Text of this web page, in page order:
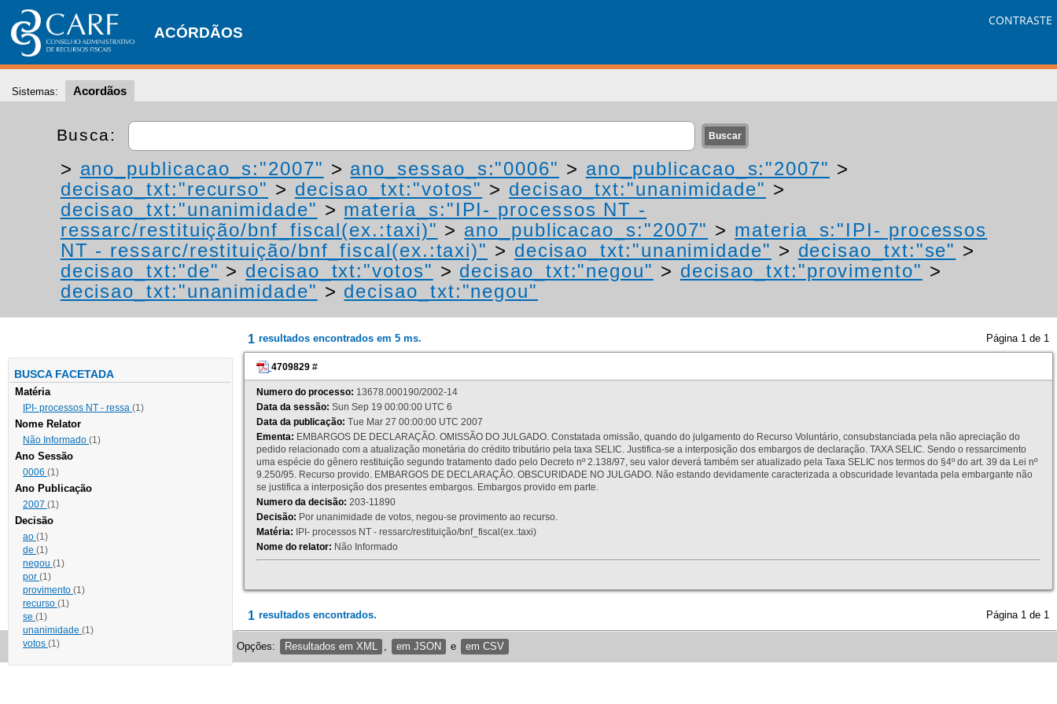
ACÓRDÃOS
CONTRASTE
Sistemas: Acordãos
Busca:
> ano_publicacao_s:"2007" > ano_sessao_s:"0006" > ano_publicacao_s:"2007" >
decisao_txt:"recurso" > decisao_txt:"votos" > decisao_txt:"unanimidade" >
decisao_txt:"unanimidade" > materia_s:"IPI- processos NT -
ressarc/restituição/bnf_fiscal(ex.:taxi)" > ano_publicacao_s:"2007" > materia_s:"IPI- processos
NT - ressarc/restituição/bnf_fiscal(ex.:taxi)" > decisao_txt:"unanimidade" > decisao_txt:"se" >
decisao_txt:"de" > decisao_txt:"votos" > decisao_txt:"negou" > decisao_txt:"provimento" >
decisao_txt:"unanimidade" > decisao_txt:"negou"
BUSCA FACETADA
Matéria
IPI- processos NT - ressa (1)
Nome Relator
Não Informado (1)
Ano Sessão
0006 (1)
Ano Publicação
2007 (1)
Decisão
ao (1)
de (1)
negou (1)
por (1)
provimento (1)
recurso (1)
se (1)
unanimidade (1)
votos (1)
1 resultados encontrados em 5 ms. Página 1 de 1
4709829 #
Numero do processo: 13678.000190/2002-14
Data da sessão: Sun Sep 19 00:00:00 UTC 6
Data da publicação: Tue Mar 27 00:00:00 UTC 2007
Ementa: EMBARGOS DE DECLARAÇÃO. OMISSÃO DO JULGADO. Constatada omissão, quando do julgamento do Recurso Voluntário, consubstanciada pela não apreciação do
pedido relacionado com a atualização monetária do crédito tributário pela taxa SELIC. Justifica-se a interposição dos embargos de declaração. TAXA SELIC. Sendo o ressarcimento
uma espécie do gênero restituição segundo tratamento dado pelo Decreto nº 2.138/97, seu valor deverá também ser atualizado pela Taxa SELIC nos termos do §4º do art. 39 da Lei nº
9.250/95. Recurso provido. EMBARGOS DE DECLARAÇÃO. OBSCURIDADE NO JULGADO. Não estando devidamente caracterizada a obscuridade levantada pela embargante não
se justifica a interposição dos presentes embargos. Embargos provido em parte.
Numero da decisão: 203-11890
Decisão: Por unanimidade de votos, negou-se provimento ao recurso.
Matéria: IPI- processos NT - ressarc/restituição/bnf_fiscal(ex.:taxi)
Nome do relator: Não Informado
1 resultados encontrados. Página 1 de 1
Opções: Resultados em XML em JSON e em CSV